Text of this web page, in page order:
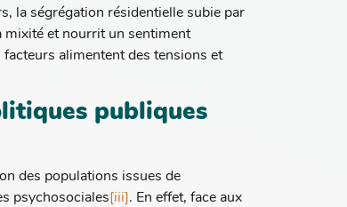
la ségrégation résidentielle subie par
mixité et nourrit un sentiment
facteurs alimentent des tensions et
publiques
des populations issues de
psychosociales [iii] . En effet, face aux